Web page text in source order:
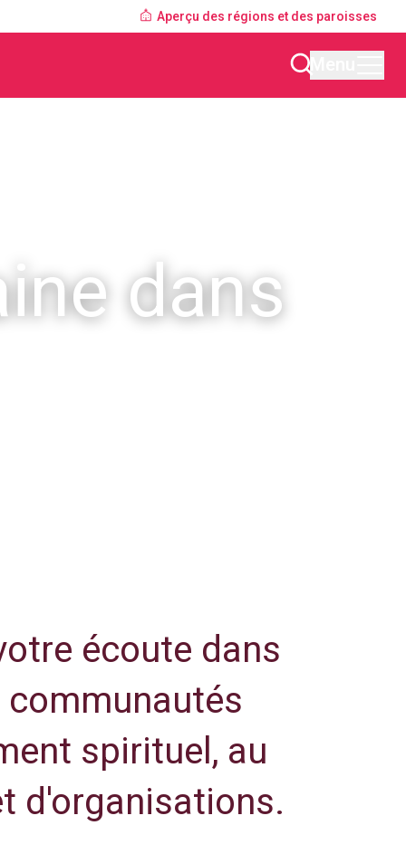
Aperçu des régions et des paroisses
dans
écoute dans
spirituel, au
d'organisations.